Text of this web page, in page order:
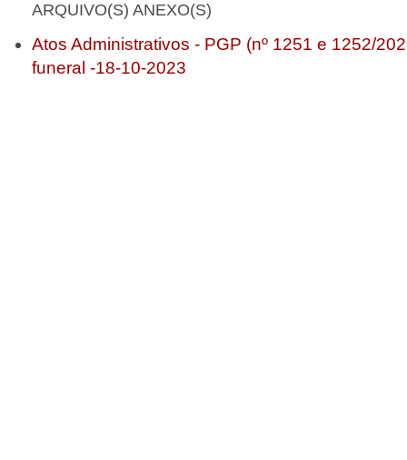
ARQUIVO(S) ANEXO(S)
Atos Administrativos - PGP (nº 1251 e 1252/
funeral -18-10-2023